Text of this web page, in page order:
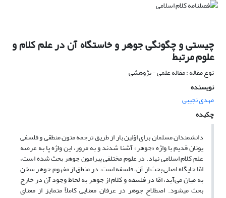
چیستی و چگونگی جوهر و خاستگاه آن در علم کلام و
علوم مرتبط
نوع مقاله : مقاله علمی - پژوهشی
نویسنده
مهدی نجیبی
چکیده
دانشمندان مسلمان برای اوّلین بار از طریق ترجمه متون منطقی و فلسفی
یونان قدیم با واژه «جوهر» آشنا شدند و به مرور، این واژه پا به عرصه
علم کلام اسلامی نهاد. در علوم مختلفی پیرامون جوهر بحث شده است،
امّا جایگاه اصلی بحث از آن، فلسفه است. در منطق از مفهوم جوهر سخن
به میان می‌آید، امّا در فلسفه و کلام از جوهر به لحاظ وجود آن در خارج
بحث می‏شود. اصطلاح جوهر در عرفان معنایی کاملاً متمایز از معنای